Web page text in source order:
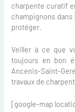
charpente curatif
champignons
protéger.
Veiller à ce que
toujours en bon
Ancenis-Saint-
travaux de
[google-map